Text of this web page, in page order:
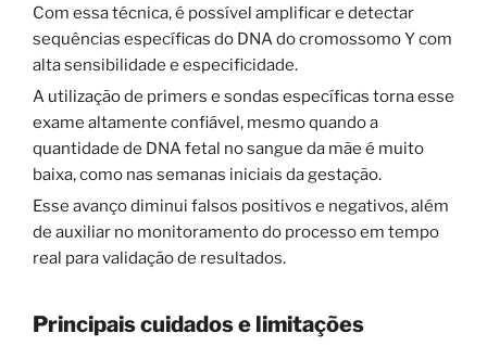
Com essa técnica, é possível amplificar e detectar
sequências específicas do DNA do cromossomo Y com
alta sensibilidade e especificidade.
A utilização de primers e sondas específicas torna esse
exame altamente confiável, mesmo quando a
quantidade de DNA fetal no sangue da mãe é muito
baixa, como nas semanas iniciais da gestação.
Esse avanço diminui falsos positivos e negativos, além
de auxiliar no monitoramento do processo em tempo
real para validação de resultados.
Principais cuidados e limitações